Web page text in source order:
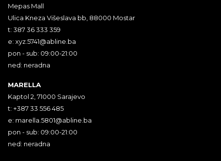
Mepas Mall
Ulica Kneza Višeslava bb, 88000 Mostar
t: 387 36 333 359
e: xyz.5741@abline.ba
pon - sub: 09:00-21:00
ned: neradna
MARELLA
Kaptol 2, 71000 Sarajevo
t: +387 33 556 485
e: marella.5801@abline.ba
pon - sub: 09:00-21:00
ned: neradna